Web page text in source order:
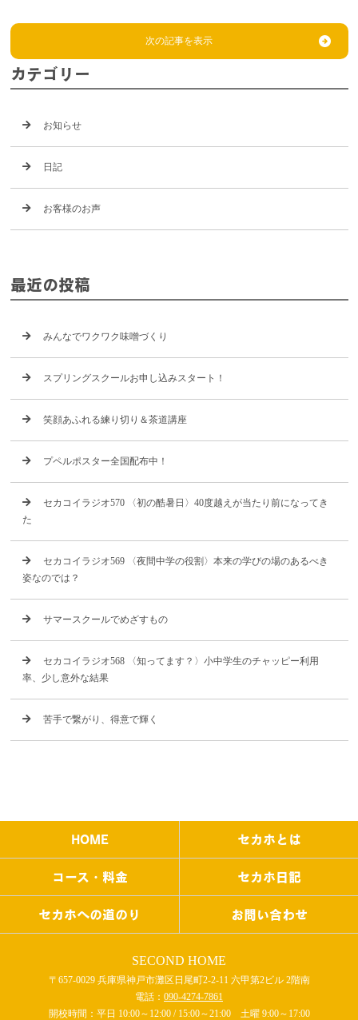
次の記事を表示
カテゴリー
お知らせ
日記
お客様のお声
最近の投稿
みんなでワクワク味噌づくり
スプリングスクールお申し込みスタート！
笑顔あふれる練り切り＆茶道講座
プペルポスター全国配布中！
セカコイラジオ570 〈初の酷暑日〉40度越えが当たり前になってき
た
セカコイラジオ569 〈夜間中学の役割〉本来の学びの場のあるべき
姿なのでは？
サマースクールでめざすもの
セカコイラジオ568 〈知ってます？〉小中学生のチャッピー利用
率、少し意外な結果
苦手で繋がり、得意で輝く
HOME セカホとは
コース・料金 セカホ日記
セカホへの道のり お問い合わせ
SECOND HOME
〒657-0029 兵庫県神戸市灘区日尾町2-2-11 六甲第2ビル 2階南
電話： 090-4274-7861
開校時間：平日 10:00～12:00 / 15:00～21:00 土曜 9:00～17:00